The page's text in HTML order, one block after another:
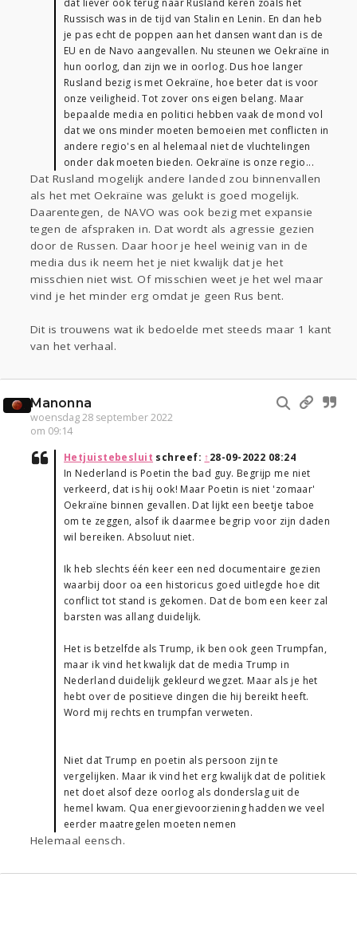
Russisch was in de tijd van Stalin en Lenin. En dan heb
je pas echt de poppen aan het dansen want dan is de
EU en de Navo aangevallen. Nu steunen we Oekraïne in
hun oorlog, dan zijn we in oorlog. Dus hoe langer
Rusland bezig is met Oekraïne, hoe beter dat is voor
onze veiligheid. Tot zover ons eigen belang. Maar
bepaalde media en politici hebben vaak de mond vol
dat we ons minder moeten bemoeien met conflicten in
andere regio's en al helemaal niet de vluchtelingen
onder dak moeten bieden. Oekraïne is onze regio...
Dat Rusland mogelijk andere landed zou binnenvallen
als het met Oekraïne was gelukt is goed mogelijk.
Daarentegen, de NAVO was ook bezig met expansie
tegen de afspraken in. Dat wordt als agressie gezien
door de Russen. Daar hoor je heel weinig van in de
media dus ik neem het je niet kwalijk dat je het
misschien niet wist. Of misschien weet je het wel maar
vind je het minder erg omdat je geen Rus bent.
Dit is trouwens wat ik bedoelde met steeds maar 1 kant
van het verhaal.
Manonna
woensdag 28 september 2022
om 09:14
Hetjuistebesluit schreef: ↑28-09-2022 08:24
In Nederland is Poetin the bad guy. Begrijp me niet
verkeerd, dat is hij ook! Maar Poetin is niet 'zomaar'
Oekraïne binnen gevallen. Dat lijkt een beetje taboe
om te zeggen, alsof ik daarmee begrip voor zijn daden
wil bereiken. Absoluut niet.
Ik heb slechts één keer een ned documentaire gezien
waarbij door oa een historicus goed uitlegde hoe dit
conflict tot stand is gekomen. Dat de bom een keer zal
barsten was allang duidelijk.
Het is betzelfde als Trump, ik ben ook geen Trumpfan,
maar ik vind het kwalijk dat de media Trump in
Nederland duidelijk gekleurd wegzet. Maar als je het
hebt over de positieve dingen die hij bereikt heeft.
Word mij rechts en trumpfan verweten.
Niet dat Trump en poetin als persoon zijn te
vergelijken. Maar ik vind het erg kwalijk dat de politiek
net doet alsof deze oorlog als donderslag uit de
hemel kwam. Qua energievoorziening hadden we veel
eerder maatregelen moeten nemen
Helemaal eensch.